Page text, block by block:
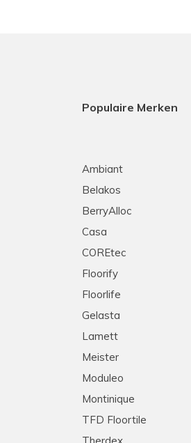
Populaire Merken
Ambiant
Belakos
BerryAlloc
Casa
COREtec
Floorify
Floorlife
Gelasta
Lamett
Meister
Moduleo
Montinique
TFD Floortile
Therdex